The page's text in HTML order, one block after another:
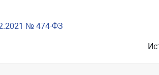
№ 474-ФЗ